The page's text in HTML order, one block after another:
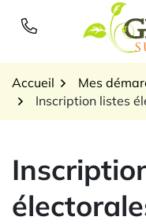
Accueil
Mes
Inscription listes